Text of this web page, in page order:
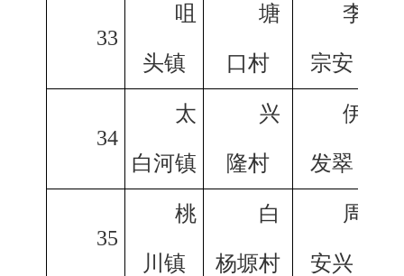
33
咀
头镇
塘
口村
李
宗安
34
太
白河镇
兴
隆村
伊
发翠
35
桃
川镇
白
杨塬村
周
安兴